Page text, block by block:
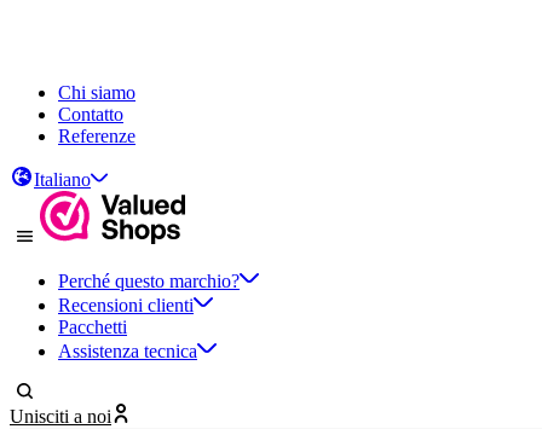
Chi siamo
Contatto
Referenze
Italiano
Perché questo marchio?
Recensioni clienti
Pacchetti
Assistenza tecnica
Unisciti a noi